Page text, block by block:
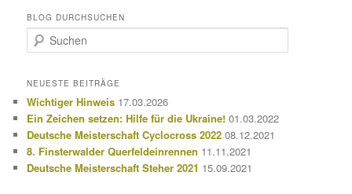
BLOG DURCHSUCHEN
u
h
n
NEUESTE BEITRÄGE
Wichtiger Hinweis 17.03.2026
Ein Zeichen setzen: Hilfe für die Ukraine! 01.03.2022
Deutsche Meisterschaft Cyclocross 2022 08.12.2021
8. Finsterwalder Querfeldeinrennen 11.11.2021
Deutsche Meisterschaft Steher 2021 15.09.2021